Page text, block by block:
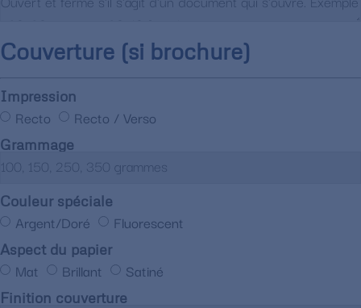
Couverture (si brochure)
Impression
Recto Recto / Verso
Grammage
Couleur spéciale
Argent/Doré Fluorescent
Aspect du papier
Mat Brillant Satiné
Finition couverture